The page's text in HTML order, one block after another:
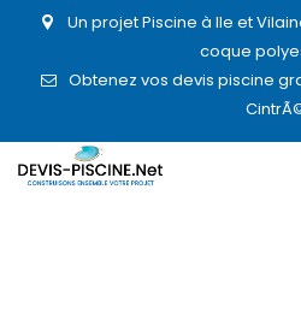
Un projet Piscine à Ile et
coque
Obtenez vos devis piscine